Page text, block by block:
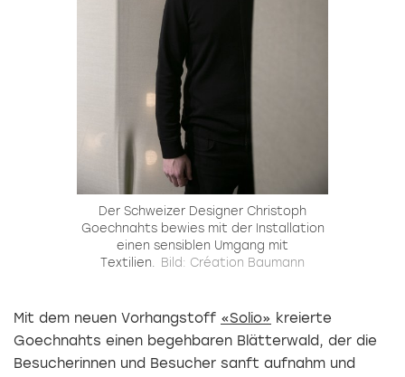
Der Schweizer Designer Christoph
Goechnahts bewies mit der Installation
einen sensiblen Umgang mit
Textilien. Bild: Création Baumann
Mit dem neuen Vorhangstoff «Solio» kreierte
Goechnahts einen begehbaren Blätterwald, der die
Besucherinnen und Besucher sanft aufnahm und